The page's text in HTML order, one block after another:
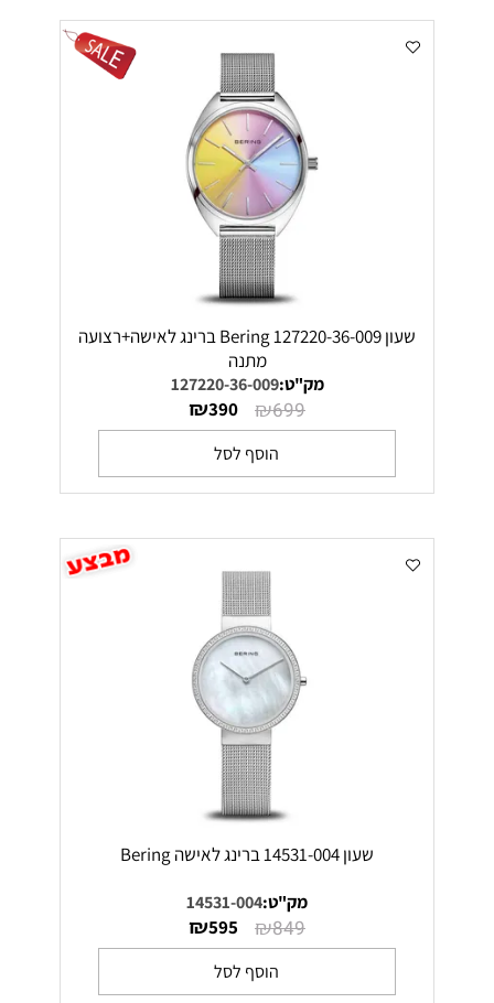
שעון Bering 127220-36-009 ברינג לאישה+רצועה
מתנה
מק"ט:127220-36-009
₪699
₪390
הוסף לסל
שעון 14531-004 ברינג לאישה Bering
מק"ט:14531-004
₪849
₪595
הוסף לסל